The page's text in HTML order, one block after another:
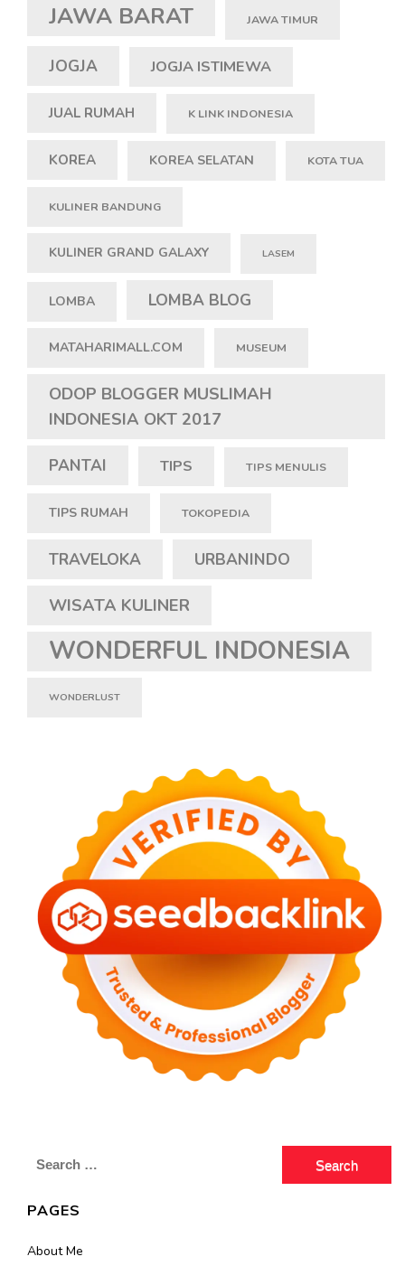
JAWA BARAT JAWA TIMUR
JOGJA JOGJA ISTIMEWA
JUAL RUMAH K LINK INDONESIA
KOREA KOREA SELATAN KOTA TUA
KULINER BANDUNG
KULINER GRAND GALAXY LASEM
LOMBA LOMBA BLOG
MATAHARIMALL.COM MUSEUM
ODOP BLOGGER MUSLIMAH
INDONESIA OKT 2017
PANTAI TIPS TIPS MENULIS
TIPS RUMAH TOKOPEDIA
TRAVELOKA URBANINDO
WISATA KULINER
WONDERFUL INDONESIA
WONDERLUST
Search
PAGES
About Me